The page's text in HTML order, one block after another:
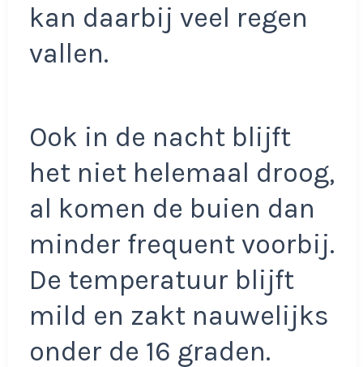
kan daarbij veel regen
vallen.
Ook in de nacht blijft
het niet helemaal droog,
al komen de buien dan
minder frequent voorbij.
De temperatuur blijft
mild en zakt nauwelijks
onder de 16 graden.